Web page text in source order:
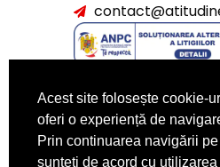
Acest site folosește cookie-
oferi o experiență de
Prin continuarea navigării
sunteți de acord cu